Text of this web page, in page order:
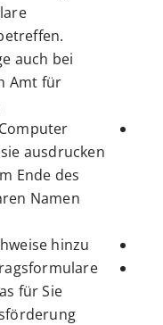
auch bei
Amt für
ausdrucken
Ende des
Namen
hinzu.
für Sie